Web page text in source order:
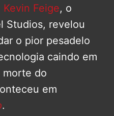
Kevin Feige, o
Studios, revelou
o pior pesadelo
caindo em
morte do
em
.